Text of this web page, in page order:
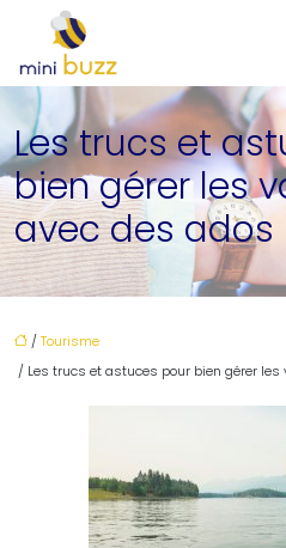
Les trucs et
bien gérer les
avec des ados
/Tourisme
/ Les trucs et astuces pour bien gérer